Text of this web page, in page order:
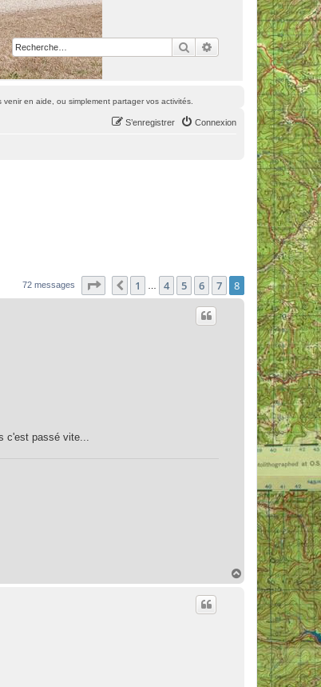
RechercherRecherche avancée
en aide, ou simplement partager vos activités.
Connexion
S’enregistrer
72 messages Page sur
Précédente
1 4 5 6 7 8
c'est passé vite...